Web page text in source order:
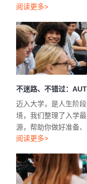
阅读更多>
不迷路、不错过：AUT
迈入大学，是人生阶
境，我们整理了入学
源，帮助你做好准备
阅读更多>